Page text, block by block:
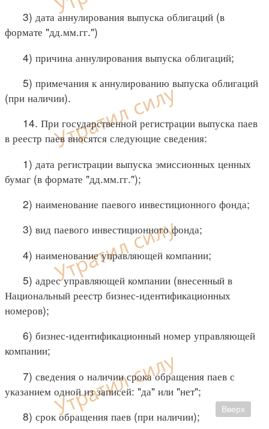
3) дата аннулирования выпуска облигаций (в
формате "дд.мм.гг.")
4) причина аннулирования выпуска облигаций;
5) примечания к аннулированию выпуска облигаций
(при наличии).
14. При государственной регистрации выпуска паев
в реестр паев вносятся следующие сведения:
1) дата регистрации выпуска эмиссионных ценных
бумаг (в формате "дд.мм.гг.");
2) наименование паевого инвестиционного фонда;
3) вид паевого инвестиционного фонда;
4) наименование управляющей компании;
5) адрес управляющей компании (внесенный в
Национальный реестр бизнес-идентификационных
номеров);
6) бизнес-идентификационный номер управляющей
компании;
7) сведения о наличии срока обращения паев с
указанием одной из записей: "да" или "нет";
8) срок обращения паев (при наличии);
Вверх